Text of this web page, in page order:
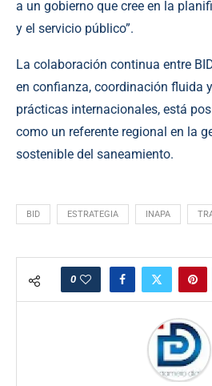
a un gobierno que cree en la
y el servicio público”.
La colaboración continua entre
en confianza, coordinación fluida
prácticas internacionales, está
como un referente regional en la
sostenible del saneamiento.
BID ESTRATEGIA INAPA
0